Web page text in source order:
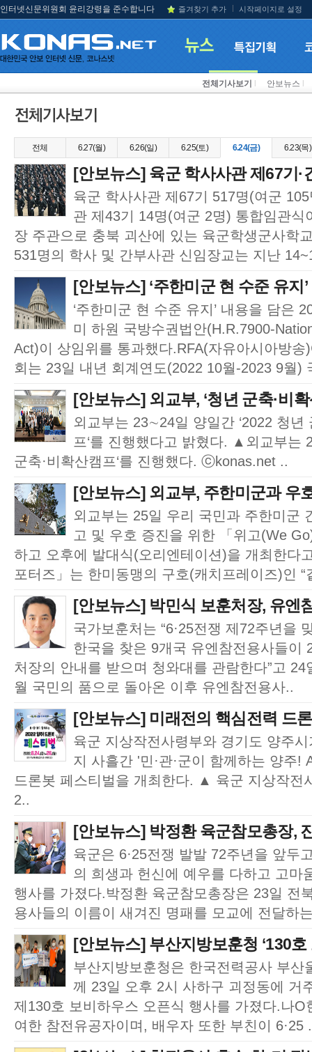
인터넷신문위원회 윤리강령을 준수합니다 즐겨찾기 추가 시작페이지로 설정
전체기사보기 안보뉴스
전체 6.27(월) 6.26(일) 6.25(토) 6.24(금) 6.23(목)
[안보뉴스] 육군 학사사관 제67기·
육군 학사사관 제67기 517명(여군
관 제43기 14명(여군 2명) 통합임관식
장 주관으로 충북 괴산에 있는 육군학생군사학
531명의 학사 및 간부사관 신임장교는 지난
[안보뉴스] ‘주한미군 현 수준 유지
‘주한미군 현 수준 유지’ 내용을 담은
미 하원 국방수권법안(H.R.7900-
Act)이 상임위를 통과했다.RFA(자유아시아방
회는 23일 내년 회계연도(2022 10월-2023 9월)
[안보뉴스] 외교부, ‘청년 군축·비
외교부는 23∼24일 양일간 ‘2022 청년
프‘를 진행했다고 밝혔다. ▲외교부는
군축·비확산캠프‘를 진행했다. ⓒkonas.net ..
[안보뉴스] 외교부, 주한미군과 우
외교부는 25일 우리 국민과 주한미군
고 및 우호 증진을 위한 「위고(We
하고 오후에 발대식(오리엔테이션)을 개최한다
포터즈」는 한미동맹의 구호(캐치프레이즈)인 “
[안보뉴스] 박민식 보훈처장, 유엔
국가보훈처는 “6·25전쟁 제72주년을
한국을 찾은 9개국 유엔참전용사들이
처장의 안내를 받으며 청와대를 관람한다”고
월 국민의 품으로 돌아온 이후 유엔참전용사..
[안보뉴스] 미래전의 핵심전력 드
육군 지상작전사령부와 경기도 양주
지 사흘간 '민·관·군이 함께하는 양주!
드론봇 페스티벌을 개최한다. ▲ 육군 지상작전
2..
[안보뉴스] 박정환 육군참모총장,
육군은 6·25전쟁 발발 72주년을 앞두
의 희생과 헌신에 예우를 다하고 고마
행사를 가졌다.박정환 육군참모총장은 23일 전
용사들의 이름이 새겨진 명패를 모교에 전달하
[안보뉴스] 부산지방보훈청 ‘130호
부산지방보훈청은 한국전력공사 부산
께 23일 오후 2시 사하구 괴정동에 거
제130호 보비하우스 오픈식 행사를 가졌다.나O
여한 참전유공자이며, 배우자 또한 부친이 6·25